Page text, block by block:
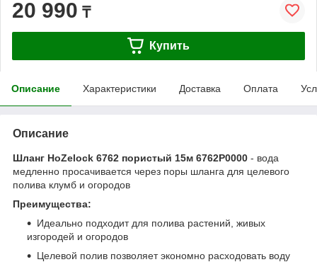
20 990 ₸
Купить
Описание Характеристики Доставка Оплата
Описание
Шланг HoZelock 6762 пористый 15м 6762P0000 - вода
медленно просачивается через поры шланга для целевого
полива клумб и огородов
Преимущества:
Идеально подходит для полива растений, живых
изгородей и огородов
Целевой полив позволяет экономно расходовать воду